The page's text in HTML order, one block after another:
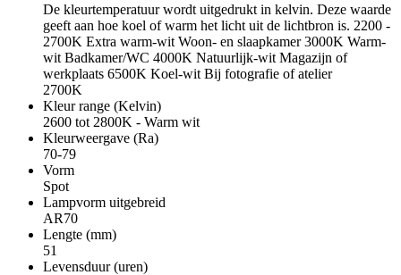
De kleurtemperatuur wordt uitgedrukt in kelvin. Deze waarde
geeft aan hoe koel of warm het licht uit de lichtbron is. 2200 -
2700K Extra warm-wit Woon- en slaapkamer 3000K Warm-
wit Badkamer/WC 4000K Natuurlijk-wit Magazijn of
werkplaats 6500K Koel-wit Bij fotografie of atelier
2700K
Kleur range (Kelvin)
2600 tot 2800K - Warm wit
Kleurweergave (Ra)
70-79
Vorm
Spot
Lampvorm uitgebreid
AR70
Lengte (mm)
51
Levensduur (uren)